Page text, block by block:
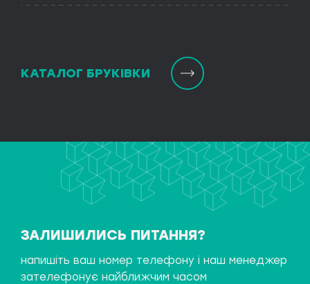
КАТАЛОГ БРУКІВКИ
ЗАЛИШИЛИСЬ ПИТАННЯ?
напишіть ваш номер телефону і наш менеджер
зателефонує найближчим часом